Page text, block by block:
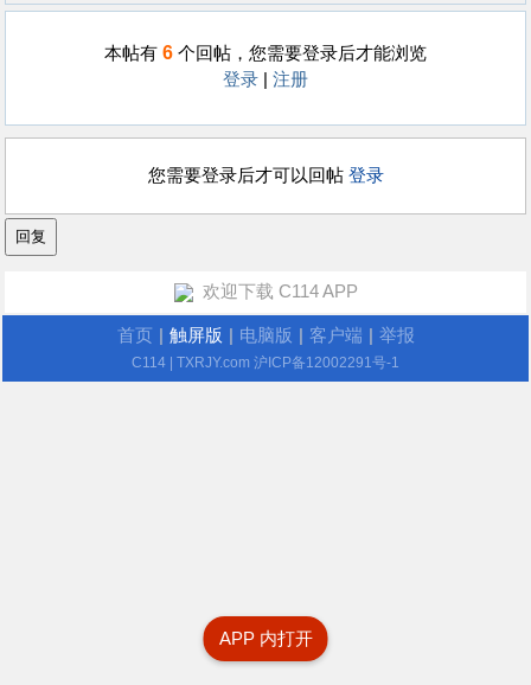
本帖有 6 个回帖，您需要登录后才能浏览
登录
注册
您需要登录后才可以回帖 登录
APP 内打开
欢迎下载 C114 APP
首页 触屏版 电脑版 客户端 举报
C114 | TXRJY.com 沪ICP备12002291号-1